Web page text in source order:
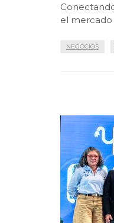
el mercado
NEGOCIOS